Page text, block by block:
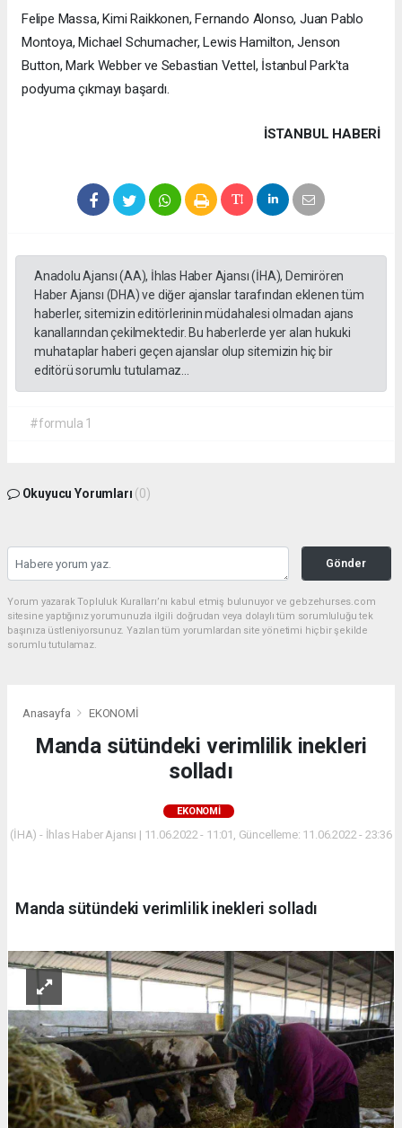
Felipe Massa, Kimi Raikkonen, Fernando Alonso, Juan Pablo
Montoya, Michael Schumacher, Lewis Hamilton, Jenson
Button, Mark Webber ve Sebastian Vettel, İstanbul Park'ta
podyuma çıkmayı başardı.
İSTANBUL HABERİ
Anadolu Ajansı (AA), İhlas Haber Ajansı (İHA), Demirören
Haber Ajansı (DHA) ve diğer ajanslar tarafından eklenen tüm
haberler, sitemizin editörlerinin müdahalesi olmadan ajans
kanallarından çekilmektedir. Bu haberlerde yer alan hukuki
muhataplar haberi geçen ajanslar olup sitemizin hiç bir
editörü sorumlu tutulamaz...
#formula 1
Okuyucu Yorumları (0)
Gönder
Yorum yazarak Topluluk Kuralları’nı kabul etmiş bulunuyor ve gebzehurses.com
sitesine yaptığınız yorumunuzla ilgili doğrudan veya dolaylı tüm sorumluluğu tek
başınıza üstleniyorsunuz. Yazılan tüm yorumlardan site yönetimi hiçbir şekilde
sorumlu tutulamaz.
Anasayfa EKONOMİ
Manda sütündeki verimlilik inekleri
solladı
EKONOMİ
(İHA) - İhlas Haber Ajansı | 11.06.2022 - 11:01, Güncelleme: 11.06.2022 - 23:36
Manda sütündeki verimlilik inekleri solladı